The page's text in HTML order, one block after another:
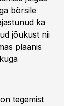
börsile
ka
jõukust nii
plaanis
tegemist